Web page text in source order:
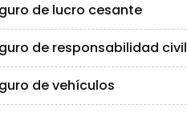
de lucro cesante
de responsabilidad civil
de vehículos